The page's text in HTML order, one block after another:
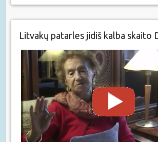
Litvakų patarles jidiš kalba skaito